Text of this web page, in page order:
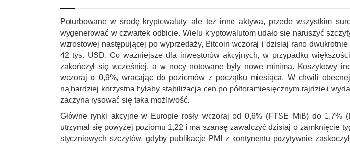
Poturbowane w środę kryptowaluty, ale też inne aktywa, przede wszystkim
wygenerować w czwartek odbicie. Wielu kryptowalutom udało się naruszyć
wzrostowej następującej po wyprzedaży, Bitcoin wczoraj i dzisiaj rano dwukrotnie
42 tys. USD. Co ważniejsze dla inwestorów akcyjnych, w przypadku
zakończył się wcześniej, a w nocy notowane były nowe minima. Koszykowy
wczoraj o 0,9%, wracając do poziomów z początku miesiąca. W chwili
najbardziej korzystna byłaby stabilizacja cen po półtoramiesięcznym rajdzie i
zaczyna rysować się taka możliwość.
Główne rynki akcyjne w Europie rosły wczoraj od 0,6% (FTSE MiB) do 1,7%
utrzymał się powyżej poziomu 1,22 i ma szansę zawalczyć dzisiaj o zamknięcie
styczniowych szczytów, gdyby publikacje PMI z kontynentu pozytywnie